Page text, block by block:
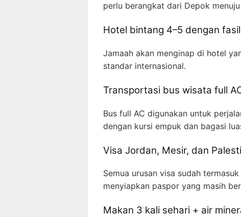
perlu berangkat dari Depok
Hotel bintang 4–5 dengan
Jamaah akan menginap di hotel
standar internasional.
Transportasi bus wisata full
Bus full AC digunakan untuk
dengan kursi empuk dan bagasi
Visa Jordan, Mesir, dan
Semua urusan visa sudah
menyiapkan paspor yang masih
Makan 3 kali sehari + air